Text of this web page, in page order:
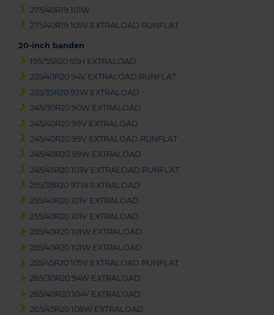
275/40R19 101W
275/40R19 105V EXTRALOAD RUNFLAT
20-inch banden
195/55R20 95H EXTRALOAD
225/40R20 94V EXTRALOAD RUNFLAT
235/35R20 92W EXTRALOAD
245/30R20 90W EXTRALOAD
245/40R20 99V EXTRALOAD
245/40R20 99V EXTRALOAD RUNFLAT
245/40R20 99W EXTRALOAD
245/45R20 103V EXTRALOAD RUNFLAT
255/35R20 97W EXTRALOAD
255/40R20 101V EXTRALOAD
255/40R20 101V EXTRALOAD
255/40R20 101W EXTRALOAD
255/40R20 101W EXTRALOAD
255/45R20 105V EXTRALOAD RUNFLAT
265/30R20 94W EXTRALOAD
265/40R20 104V EXTRALOAD
265/45R20 108W EXTRALOAD